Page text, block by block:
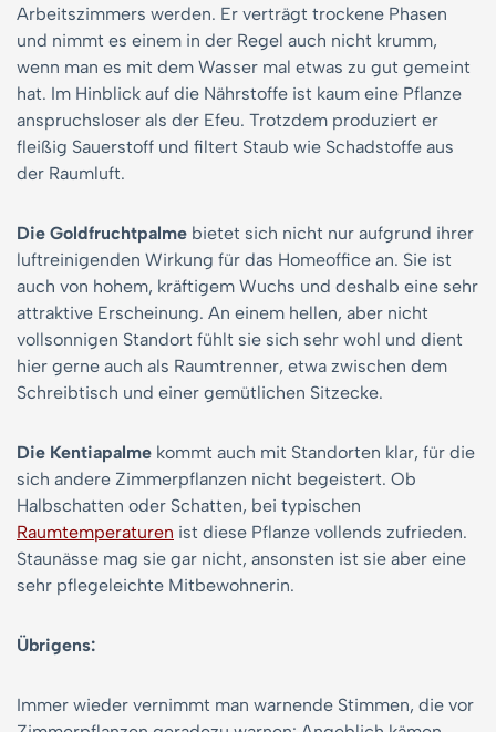
Arbeitszimmers werden. Er verträgt trockene Phasen
und nimmt es einem in der Regel auch nicht krumm,
wenn man es mit dem Wasser mal etwas zu gut gemeint
hat. Im Hinblick auf die Nährstoffe ist kaum eine Pflanze
anspruchsloser als der Efeu. Trotzdem produziert er
fleißig Sauerstoff und filtert Staub wie Schadstoffe aus
der Raumluft.
Die Goldfruchtpalme bietet sich nicht nur aufgrund ihrer
luftreinigenden Wirkung für das Homeoffice an. Sie ist
auch von hohem, kräftigem Wuchs und deshalb eine sehr
attraktive Erscheinung. An einem hellen, aber nicht
vollsonnigen Standort fühlt sie sich sehr wohl und dient
hier gerne auch als Raumtrenner, etwa zwischen dem
Schreibtisch und einer gemütlichen Sitzecke.
Die Kentiapalme kommt auch mit Standorten klar, für die
sich andere Zimmerpflanzen nicht begeistert. Ob
Halbschatten oder Schatten, bei typischen
Raumtemperaturen ist diese Pflanze vollends zufrieden.
Staunässe mag sie gar nicht, ansonsten ist sie aber eine
sehr pflegeleichte Mitbewohnerin.
Übrigens:
Immer wieder vernimmt man warnende Stimmen, die vor